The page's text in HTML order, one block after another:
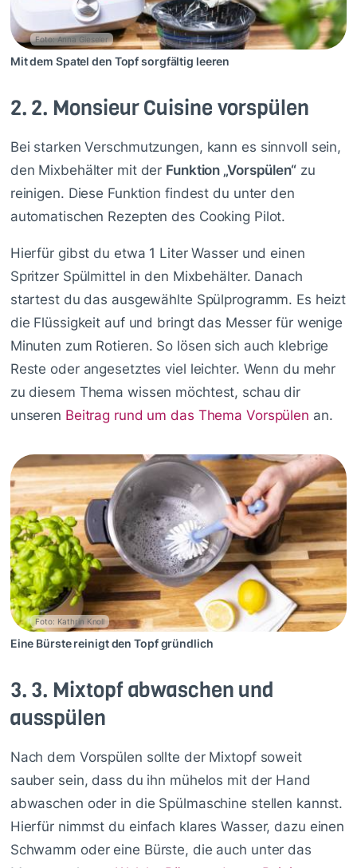
Foto: Anna Gieseler
Mit dem Spatel den Topf sorgfältig leeren
2. 2. Monsieur Cuisine vorspülen
Bei starken Verschmutzungen, kann es sinnvoll sein,
den Mixbehälter mit der Funktion „Vorspülen“zu
reinigen. Diese Funktion findest du unter den
automatischen Rezepten des Cooking Pilot.
Hierfür gibst du etwa 1 Liter Wasser und einen
Spritzer Spülmittel in den Mixbehälter. Danach
startest du das ausgewählte Spülprogramm. Es heizt
die Flüssigkeit auf und bringt das Messer für wenige
Minuten zum Rotieren. So lösen sich auch klebrige
Reste oder angesetztes viel leichter. Wenn du mehr
zu diesem Thema wissen möchtest, schau dir
unseren Beitrag rund um das Thema Vorspülen an.
Foto: Kathrin Knoll
Eine Bürste reinigt den Topf gründlich
3. 3. Mixtopf abwaschen und
ausspülen
Nach dem Vorspülen sollte der Mixtopf soweit
sauber sein, dass du ihn mühelos mit der Hand
abwaschen oder in die Spülmaschine stellen kannst.
Hierfür nimmst du einfach klares Wasser, dazu einen
Schwamm oder eine Bürste, die auch unter das